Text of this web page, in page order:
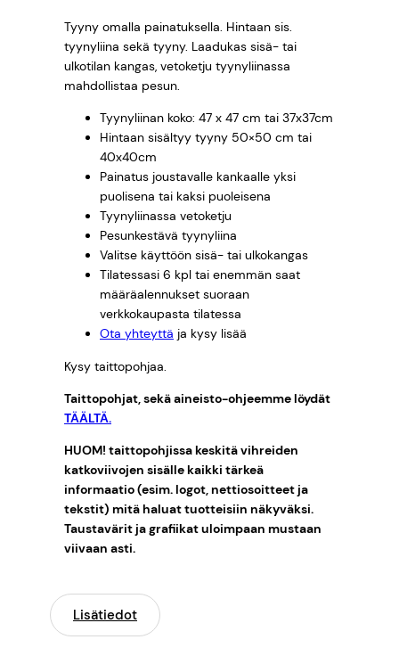
0
0
€
Tyyny omalla painatuksella. Hintaan sis.
tyynyliina sekä tyyny. Laadukas sisä- tai
ulkotilan kangas, vetoketju tyynyliinassa
mahdollistaa pesun.
Tyynyliinan koko: 47 x 47 cm tai 37x37cm
Hintaan sisältyy tyyny 50×50 cm tai
40x40cm
Painatus joustavalle kankaalle yksi
puolisena tai kaksi puoleisena
Tyynyliinassa vetoketju
Pesunkestävä tyynyliina
Valitse käyttöön sisä- tai ulkokangas
Tilatessasi 6 kpl tai enemmän saat
määräalennukset suoraan
verkkokaupasta tilatessa
Ota yhteyttä ja kysy lisää
Kysy taittopohjaa.
Taittopohjat, sekä aineisto-ohjeemme löydät
TÄÄLTÄ.
HUOM! taittopohjissa keskitä vihreiden
katkoviivojen sisälle kaikki tärkeä
informaatio (esim. logot, nettiosoitteet ja
tekstit) mitä haluat tuotteisiin näkyväksi.
Taustavärit ja grafiikat uloimpaan mustaan
viivaan asti.
Lisätiedot